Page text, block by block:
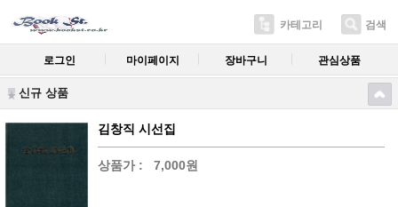
카테고리 검색
로그인 마이페이지 장바구니 관심상품
신규 상품
김창직 시선집
상품가 : 7,000원